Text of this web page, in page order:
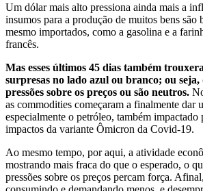
Um dólar mais alto pressiona ainda mais a
insumos para a produção de muitos bens são
mesmo importados, como a gasolina e a
francês.
Mas esses últimos 45 dias também
surpresas no lado azul ou branco; ou seja,
pressões sobre os preços ou são neutros.
as commodities começaram a finalmente dar
especialmente o petróleo, também impactado
impactos da variante Ômicron da Covid-19.
Ao mesmo tempo, por aqui, a atividade
mostrando mais fraca do que o esperado, o
pressões sobre os preços percam força.